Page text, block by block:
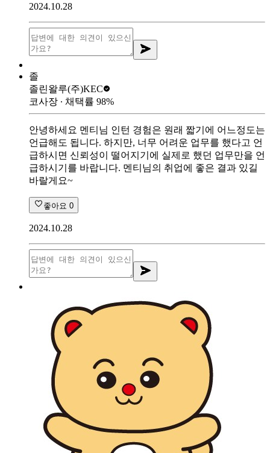
2024.10.28
졸
졸린왈루(주)KEC
코사장 ∙ 채택률 98%
안녕하세요 멘티님 인턴 경험은 원래 짧기에 어느정도는
언급해도 됩니다. 하지만, 너무 어려운 업무를 했다고 언
급하시면 신뢰성이 떨어지기에 실제로 했던 업무만을 언
급하시기를 바랍니다. 멘티님의 취업에 좋은 결과 있길
바랄게요~
좋아요 0
2024.10.28